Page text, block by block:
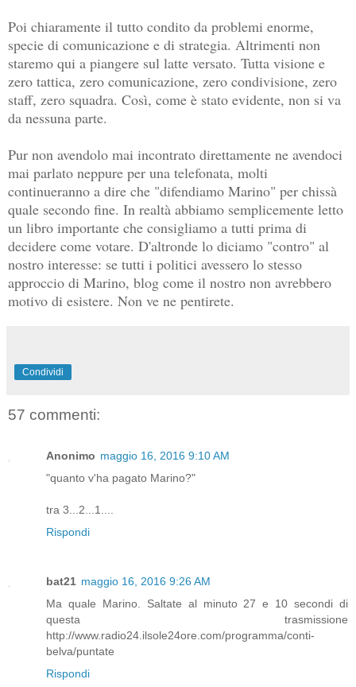
Poi chiaramente il tutto condito da problemi enorme,
specie di comunicazione e di strategia. Altrimenti non
staremo qui a piangere sul latte versato. Tutta visione e
zero tattica, zero comunicazione, zero condivisione, zero
staff, zero squadra. Così, come è stato evidente, non si va
da nessuna parte.
Pur non avendolo mai incontrato direttamente ne avendoci
mai parlato neppure per una telefonata, molti
continueranno a dire che "difendiamo Marino" per chissà
quale secondo fine. In realtà abbiamo semplicemente letto
un libro importante che consigliamo a tutti prima di
decidere come votare. D'altronde lo diciamo "contro" al
nostro interesse: se tutti i politici avessero lo stesso
approccio di Marino, blog come il nostro non avrebbero
motivo di esistere. Non ve ne pentirete.
Condividi
57 commenti:
Anonimo maggio 16, 2016 9:10 AM
"quanto v'ha pagato Marino?"
tra 3...2...1....
Rispondi
bat21 maggio 16, 2016 9:26 AM
Ma quale Marino. Saltate al minuto 27 e 10 secondi di
questa trasmissione
http://www.radio24.ilsole24ore.com/programma/conti-
belva/puntate
Rispondi